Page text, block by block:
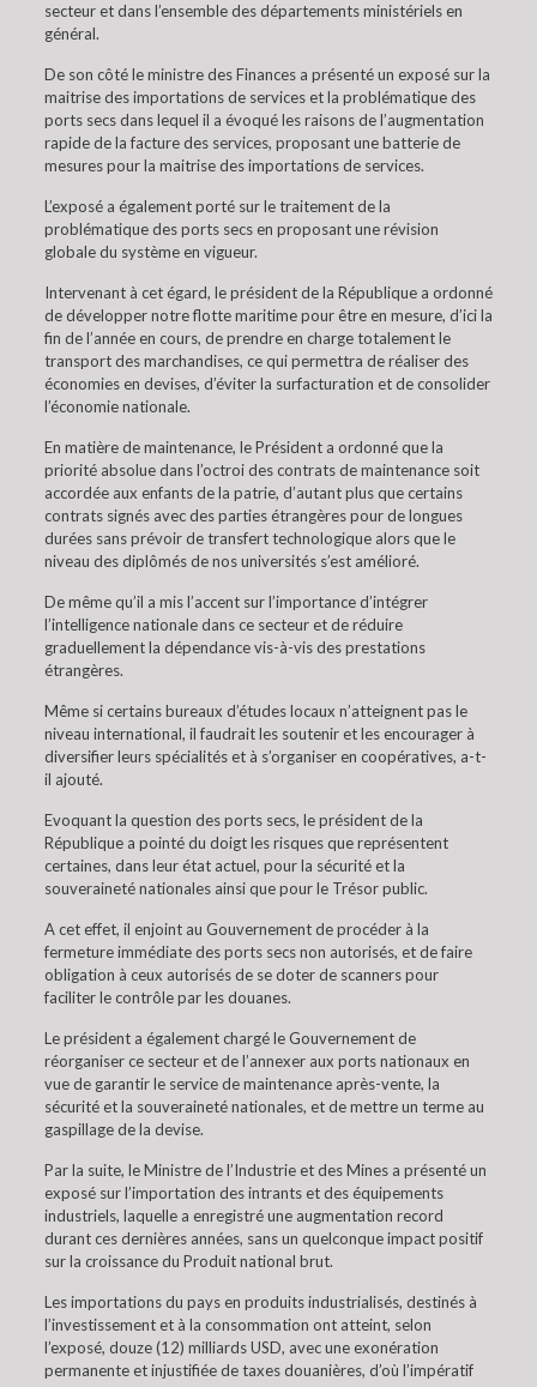
secteur et dans l’ensemble des départements ministériels en
général.
De son côté le ministre des Finances a présenté un exposé sur la
maitrise des importations de services et la problématique des
ports secs dans lequel il a évoqué les raisons de l’augmentation
rapide de la facture des services, proposant une batterie de
mesures pour la maitrise des importations de services.
L’exposé a également porté sur le traitement de la
problématique des ports secs en proposant une révision
globale du système en vigueur.
Intervenant à cet égard, le président de la République a ordonné
de développer notre flotte maritime pour être en mesure, d’ici la
fin de l’année en cours, de prendre en charge totalement le
transport des marchandises, ce qui permettra de réaliser des
économies en devises, d’éviter la surfacturation et de consolider
l’économie nationale.
En matière de maintenance, le Président a ordonné que la
priorité absolue dans l’octroi des contrats de maintenance soit
accordée aux enfants de la patrie, d’autant plus que certains
contrats signés avec des parties étrangères pour de longues
durées sans prévoir de transfert technologique alors que le
niveau des diplômés de nos universités s’est amélioré.
De même qu’il a mis l’accent sur l’importance d’intégrer
l’intelligence nationale dans ce secteur et de réduire
graduellement la dépendance vis-à-vis des prestations
étrangères.
Même si certains bureaux d’études locaux n’atteignent pas le
niveau international, il faudrait les soutenir et les encourager à
diversifier leurs spécialités et à s’organiser en coopératives, a-t-
il ajouté.
Evoquant la question des ports secs, le président de la
République a pointé du doigt les risques que représentent
certaines, dans leur état actuel, pour la sécurité et la
souveraineté nationales ainsi que pour le Trésor public.
A cet effet, il enjoint au Gouvernement de procéder à la
fermeture immédiate des ports secs non autorisés, et de faire
obligation à ceux autorisés de se doter de scanners pour
faciliter le contrôle par les douanes.
Le président a également chargé le Gouvernement de
réorganiser ce secteur et de l’annexer aux ports nationaux en
vue de garantir le service de maintenance après-vente, la
sécurité et la souveraineté nationales, et de mettre un terme au
gaspillage de la devise.
Par la suite, le Ministre de l’Industrie et des Mines a présenté un
exposé sur l’importation des intrants et des équipements
industriels, laquelle a enregistré une augmentation record
durant ces dernières années, sans un quelconque impact positif
sur la croissance du Produit national brut.
Les importations du pays en produits industrialisés, destinés à
l’investissement et à la consommation ont atteint, selon
l’exposé, douze (12) milliards USD, avec une exonération
permanente et injustifiée de taxes douanières, d’où l’impératif